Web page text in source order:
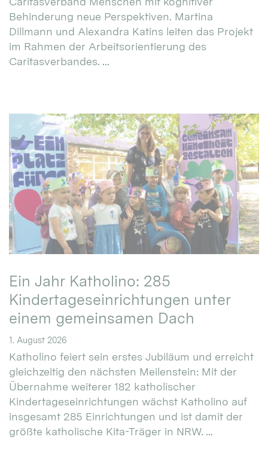
Behinderung neue Perspektiven. Martina
Dillmann und Alexandra Katins leiten das Projekt
im Rahmen der Arbeitsorientierung des
Caritasverbandes. ...
Ein Jahr Katholino: 285
Kindertageseinrichtungen unter
einem gemeinsamen Dach
1. August 2026
Katholino feiert sein erstes Jubiläum und erreicht
gleichzeitig den nächsten Meilenstein: Mit der
Übernahme weiterer 182 katholischer
Kindertageseinrichtungen wächst Katholino auf
insgesamt 285 Einrichtungen und ist damit der
größte katholische Kita-Träger in NRW. ...